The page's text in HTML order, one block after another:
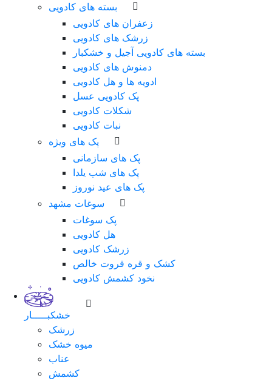
بسته های کادویی
زعفران های کادویی
زرشک های کادویی
بسته های کادویی آجیل و خشکبار
دمنوش های کادویی
ادویه ها و هل کادویی
پک کادویی عسل
شکلات کادویی
نبات کادویی
پک های ویژه
پک های سازمانی
پک های شب یلدا
پک های عید نوروز
سوغات مشهد
پک سوغات
هل کادویی
زرشک کادویی
کشک و قره قروت خالص
نخود کشمش کادویی
خشکبـــــار
زرشک
میوه خشک
عناب
کشمش